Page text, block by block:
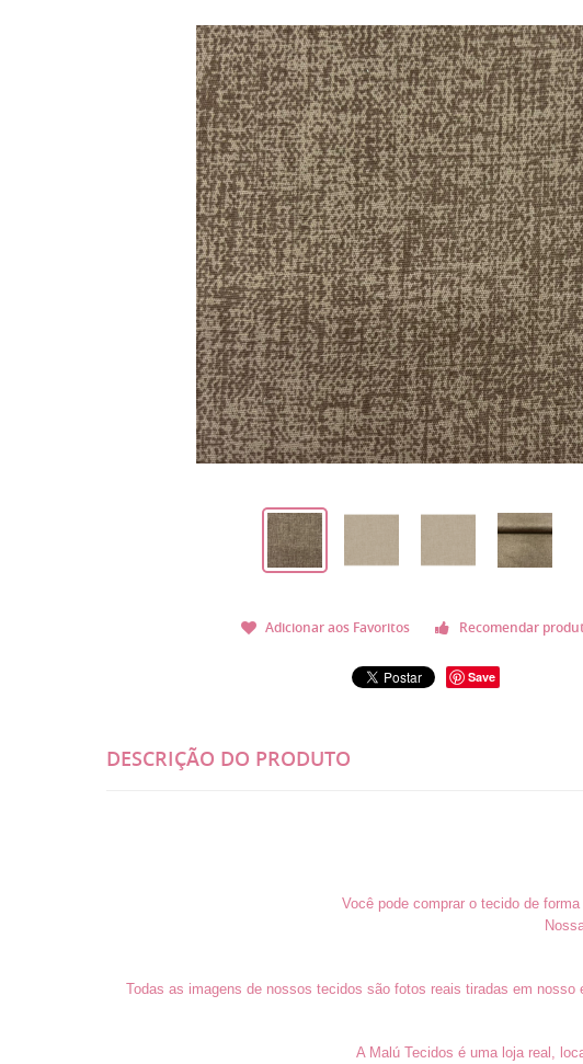
Adicionar aos Favoritos Recomendar
Save
DESCRIÇÃO DO PRODUTO
Você pode comprar o tecido de
Todas as imagens de nossos tecidos são fotos reais tiradas em
A Malú Tecidos é uma loja real,